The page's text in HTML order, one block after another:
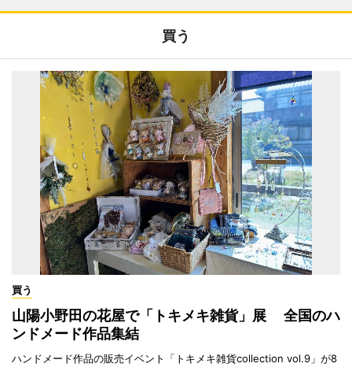
買う
買う
山陽小野田の花屋で「トキメキ雑貨」展 全国のハ
ンドメード作品集結
ハンドメード作品の販売イベント「トキメキ雑貨collection vol.9」が8